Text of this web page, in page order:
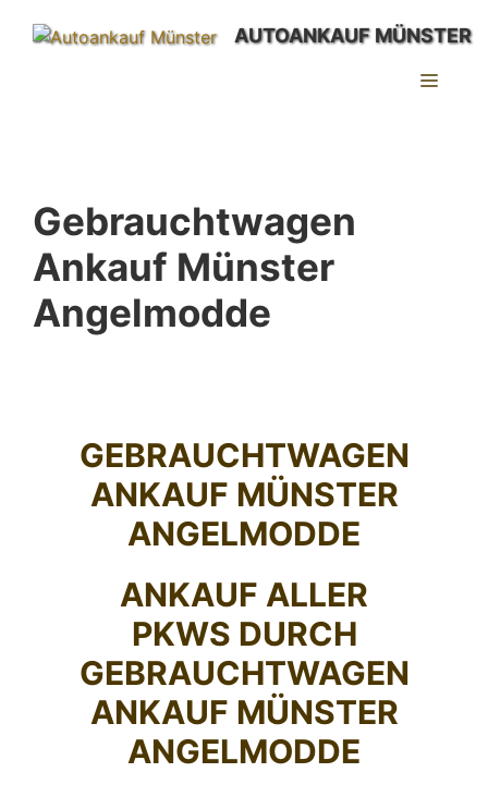
Inhalt
AUTOANKAUF MÜNSTER
Gebrauchtwagen
Ankauf Münster
Angelmodde
GEBRAUCHTWAGEN
ANKAUF MÜNSTER
ANGELMODDE
ANKAUF ALLER
PKWS DURCH
GEBRAUCHTWAGEN
ANKAUF MÜNSTER
ANGELMODDE